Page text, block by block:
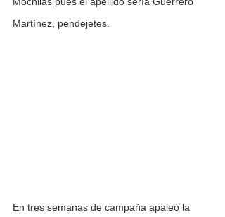
Martínez, pendejetes.
En tres semanas de campaña apaleó la